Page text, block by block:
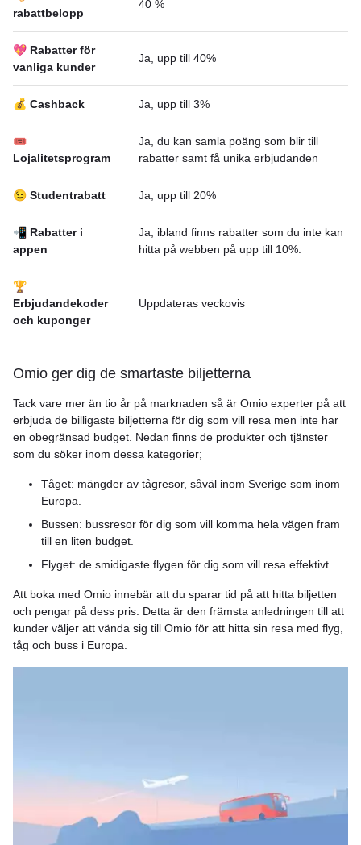
rabattbelopp
40 %
💖 Rabatter för
vanliga kunder
Ja, upp till 40%
💰 Cashback Ja, upp till 3%
🎟
Lojalitetsprogram
Ja, du kan samla poäng som blir till
rabatter samt få unika erbjudanden
😉 Studentrabatt Ja, upp till 20%
📲 Rabatter i
appen
Ja, ibland finns rabatter som du inte kan
hitta på webben på upp till 10%.
🏆
Erbjudandekoder
och kuponger
Uppdateras veckovis
Omio ger dig de smartaste biljetterna
Tack vare mer än tio år på marknaden så är Omio experter på att
erbjuda de billigaste biljetterna för dig som vill resa men inte har
en obegränsad budget. Nedan finns de produkter och tjänster
som du söker inom dessa kategorier;
Tåget: mängder av tågresor, såväl inom Sverige som inom
Europa.
Bussen: bussresor för dig som vill komma hela vägen fram
till en liten budget.
Flyget: de smidigaste flygen för dig som vill resa effektivt.
Att boka med Omio innebär att du sparar tid på att hitta biljetten
och pengar på dess pris. Detta är den främsta anledningen till att
kunder väljer att vända sig till Omio för att hitta sin resa med flyg,
tåg och buss i Europa.